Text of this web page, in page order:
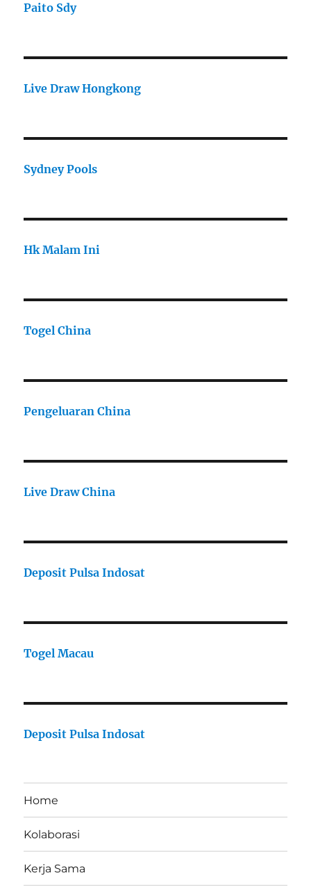
Paito Sdy
Live Draw Hongkong
Sydney Pools
Hk Malam Ini
Togel China
Pengeluaran China
Live Draw China
Deposit Pulsa Indosat
Togel Macau
Deposit Pulsa Indosat
Home
Kolaborasi
Kerja Sama